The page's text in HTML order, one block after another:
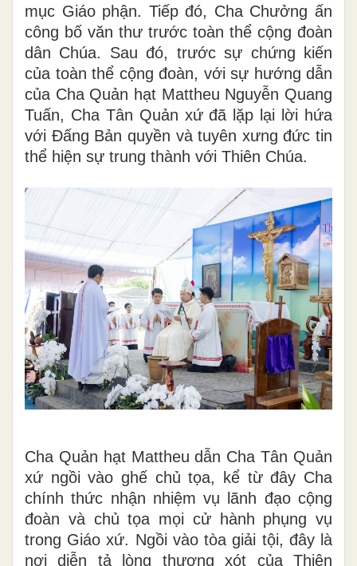
mục Giáo phận. Tiếp đó, Cha Chưởng ấn
công bố văn thư trước toàn thể cộng đoàn
dân Chúa. Sau đó, trước sự chứng kiến
của toàn thể cộng đoàn, với sự hướng dẫn
của Cha Quản hạt Mattheu Nguyễn Quang
Tuấn, Cha Tân Quản xứ đã lặp lại lời hứa
với Đấng Bản quyền và tuyên xưng đức tin
thể hiện sự trung thành với Thiên Chúa.
Cha Quản hạt Mattheu dẫn Cha Tân Quản
xứ ngồi vào ghế chủ tọa, kể từ đây Cha
chính thức nhận nhiệm vụ lãnh đạo cộng
đoàn và chủ tọa mọi cử hành phụng vụ
trong Giáo xứ. Ngồi vào tòa giải tội, đây là
nơi diễn tả lòng thương xót của Thiên